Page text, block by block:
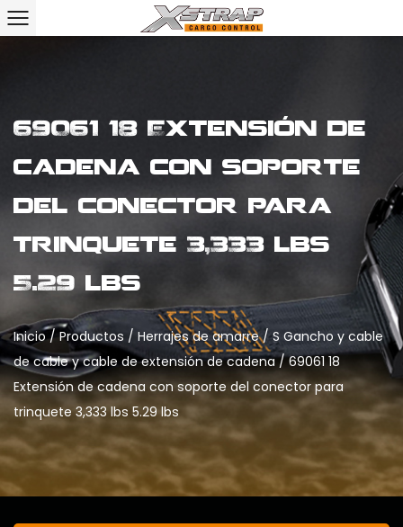
69061 18 Extensión de
cadena con soporte
del conector para
trinquete 3,333 lbs
5.29 lbs
Inicio/Productos / Herrajes de amarre/S Gancho y cable
de cable y cable de extensión de cadena/69061 18
Extensión de cadena con soporte del conector para
trinquete 3,333 lbs 5.29 lbs